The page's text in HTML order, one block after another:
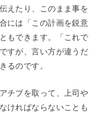
えたり、このまま事を
には「この計画を鋭意
もできます。「これで
すが、言い方が違うだ
るのです。
チブを取って、上司や
ければならないことも